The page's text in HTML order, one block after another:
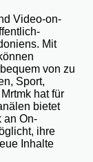
Video-on-
Mit
von zu
Sport,
hat für
bietet
an On-
ihre
Inhalte